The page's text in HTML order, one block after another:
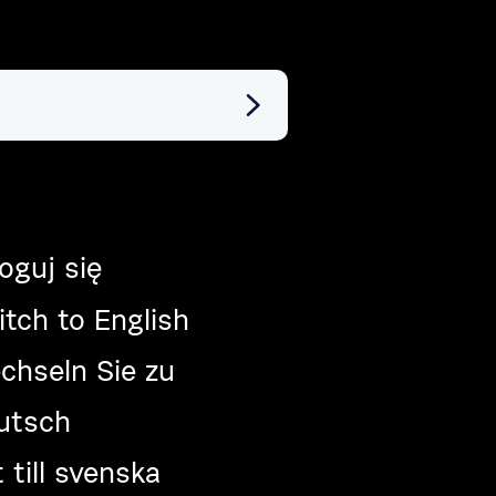
się
to English
Sie zu
till svenska